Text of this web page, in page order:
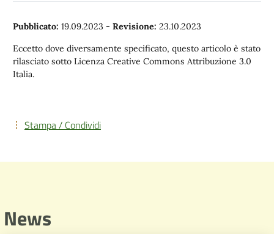
Pubblicato: 19.09.2023 - Revisione: 23.10.2023
Eccetto dove diversamente specificato, questo articolo è stato
rilasciato sotto Licenza Creative Commons Attribuzione 3.0
Italia.
Stampa / Condividi
News